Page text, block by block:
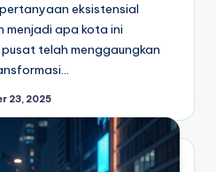
eksistensial
menjadi apa kota ini
telah menggaungkan
23, 2025